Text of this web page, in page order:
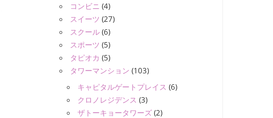
コンビニ (4)
スイーツ (27)
スクール (6)
スポーツ (5)
タピオカ (5)
タワーマンション (103)
キャピタルゲートプレイス (6)
クロノレジデンス (3)
ザトーキョータワーズ (2)